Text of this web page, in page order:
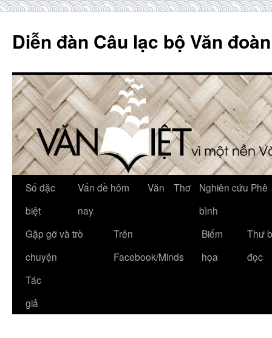
content
Diễn đàn Câu lạc bộ Văn
Số đặc
biệt
Vấn đề hôm
nay
Văn Thơ
Nghiên cứu Phê
bình
Gặp gỡ và trò
chuyện
Trên
Facebook/Minds
Biếm
họa
Thư
đọc
Tác
giả